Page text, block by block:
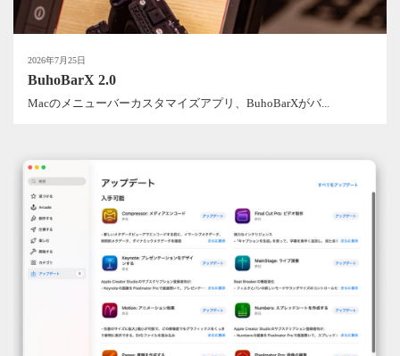
2026年7月25日
BuhoBarX 2.0
Macのメニューバーカスタマイズアプリ、BuhoBarXがバ...